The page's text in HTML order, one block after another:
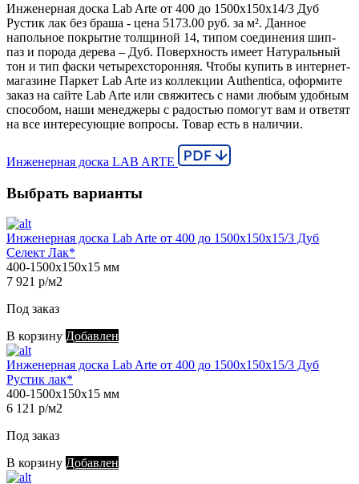
Инженерная доска Lab Arte от 400 до 1500х150х14/3 Дуб
Рустик лак без браша - цена 5173.00 руб. за м². Данное
напольное покрытие толщиной 14, типом соединения шип-
паз и порода дерева – Дуб. Поверхность имеет Натуральный
тон и тип фаски четырехсторонняя. Чтобы купить в интернет-
магазине Паркет Lab Arte из коллекции Authentica, оформите
заказ на сайте Lab Arte или свяжитесь с нами любым удобным
способом, наши менеджеры с радостью помогут вам и ответят
на все интересующие вопросы. Товар есть в наличии.
Инженерная доска LAB ARTE
Выбрать варианты
Инженерная доска Lab Arte от 400 до 1500х150х15/3 Дуб
Селект Лак*
400-1500х150х15 мм
7 921 р/м2
Под заказ
В корзину Добавлен
Инженерная доска Lab Arte от 400 до 1500х150х15/3 Дуб
Рустик лак*
400-1500х150х15 мм
6 121 р/м2
Под заказ
В корзину Добавлен